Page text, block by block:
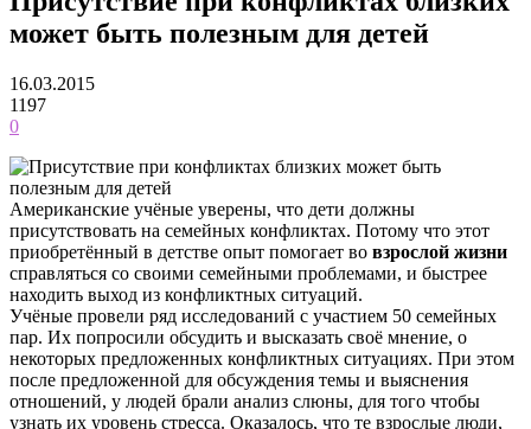
может быть полезным для детей
16.03.2015
1197
0
Американские учёные уверены, что дети должны
присутствовать на семейных конфликтах. Потому что этот
приобретённый в детстве опыт помогает во взрослой жизни
справляться со своими семейными проблемами, и быстрее
находить выход из конфликтных ситуаций.
Учёные провели ряд исследований с участием 50 семейных
пар. Их попросили обсудить и высказать своё мнение, о
некоторых предложенных конфликтных ситуациях. При этом
после предложенной для обсуждения темы и выяснения
отношений, у людей брали анализ слюны, для того чтобы
узнать их уровень стресса. Оказалось, что те взрослые люди,